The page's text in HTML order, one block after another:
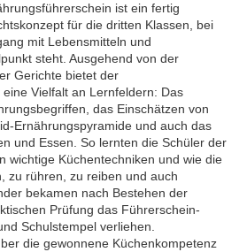
ist ein fertig
für die dritten Klassen, bei
mit Lebensmitteln und
steht. Ausgehend von der
Gerichte bietet der
Vielfalt an Lernfeldern: Das
das Einschätzen von
Ernährungspyramide und auch das
und Essen. So lernten die Schüler der
wichtige Küchentechniken und wie die
zu rühren, zu reiben und auch
bekamen nach Bestehen der
Prüfung das Führerschein-
Schulstempel verliehen.
die gewonnene Küchenkompetenz